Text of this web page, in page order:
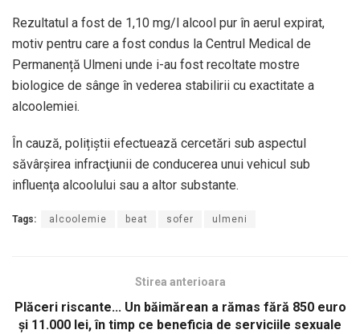
Rezultatul a fost de 1,10 mg/l alcool pur în aerul expirat,
motiv pentru care a fost condus la Centrul Medical de
Permanență Ulmeni unde i-au fost recoltate mostre
biologice de sânge în vederea stabilirii cu exactitate a
alcoolemiei.
În cauză, polițiștii efectuează cercetări sub aspectul
săvârşirea infracţiunii de conducerea unui vehicul sub
influenţa alcoolului sau a altor substante.
Tags: alcoolemie beat sofer ulmeni
Stirea anterioara
Plăceri riscante... Un băimărean a rămas fără 850 euro
și 11.000 lei, în timp ce beneficia de serviciile sexuale